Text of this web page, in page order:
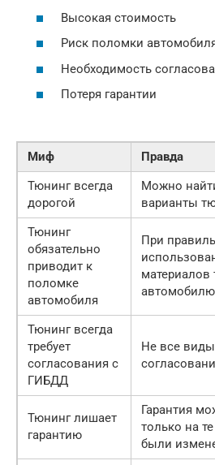
Высокая стоимость
Риск поломки
Необходимость
Потеря гарантии
Миф
Правда
Тюнинг всегда
дорогой
Можно
варианты
Тюнинг
обязательно
приводит к
поломке
автомобиля
При
материалов
автомобилю
Тюнинг всегда
требует
согласования с
ГИБДД
Не все
Тюнинг лишает
гарантию
Гарантия
только на
были